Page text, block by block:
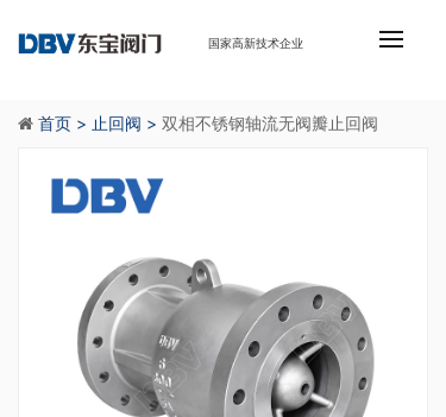
国家高新技术企业
首页 > 止回阀 > 双相不锈钢轴流无阀瓣止回阀